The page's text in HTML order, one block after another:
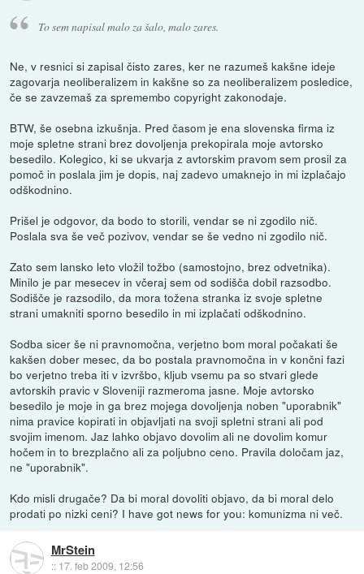
To sem napisal malo za šalo, malo zares.
Ne, v resnici si zapisal čisto zares, ker ne razumeš kakšne ideje
zagovarja neoliberalizem in kakšne so za neoliberalizem posledice,
če se zavzemaš za spremembo copyright zakonodaje.
BTW, še osebna izkušnja. Pred časom je ena slovenska firma iz
moje spletne strani brez dovoljenja prekopirala moje avtorsko
besedilo. Kolegico, ki se ukvarja z avtorskim pravom sem prosil za
pomoč in poslala jim je dopis, naj zadevo umaknejo in mi izplačajo
odškodnino.
Prišel je odgovor, da bodo to storili, vendar se ni zgodilo nič.
Poslala sva še več pozivov, vendar se še vedno ni zgodilo nič.
Zato sem lansko leto vložil tožbo (samostojno, brez odvetnika).
Minilo je par mesecev in včeraj sem od sodišča dobil razsodbo.
Sodišče je razsodilo, da mora tožena stranka iz svoje spletne
strani umakniti sporno besedilo in mi izplačati odškodnino.
Sodba sicer še ni pravnomočna, verjetno bom moral počakati še
kakšen dober mesec, da bo postala pravnomočna in v končni fazi
bo verjetno treba iti v izvršbo, kljub vsemu pa so stvari glede
avtorskih pravic v Sloveniji razmeroma jasne. Moje avtorsko
besedilo je moje in ga brez mojega dovoljenja noben "uporabnik"
nima pravice kopirati in objavljati na svoji spletni strani ali pod
svojim imenom. Jaz lahko objavo dovolim ali ne dovolim komur
hočem in to brezplačno ali za poljubno ceno. Pravila določam jaz,
ne "uporabnik".
Kdo misli drugače? Da bi moral dovoliti objavo, da bi moral delo
prodati po nizki ceni? I have got news for you: komunizma ni več.
MrStein
:: 17. feb 2009, 12:56